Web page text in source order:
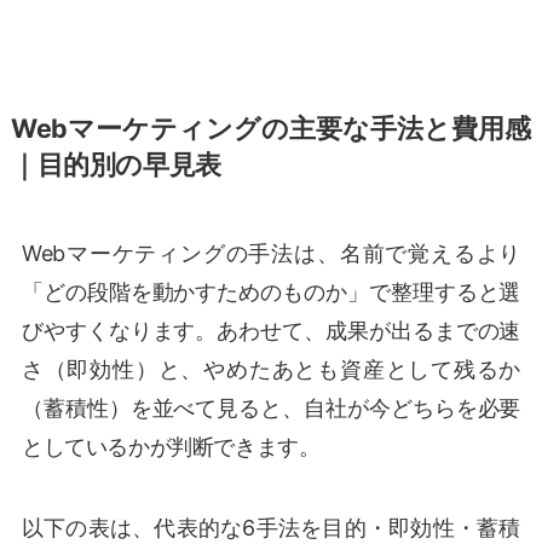
Webマーケティングの主要な手法と費用感
｜目的別の早見表
Webマーケティングの手法は、名前で覚えるより
「どの段階を動かすためのものか」で整理すると選
びやすくなります。あわせて、成果が出るまでの速
さ（即効性）と、やめたあとも資産として残るか
（蓄積性）を並べて見ると、自社が今どちらを必要
としているかが判断できます。
以下の表は、代表的な6手法を目的・即効性・蓄積